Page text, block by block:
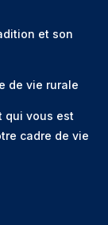
et son
de vie rurale
qui vous est
cadre de vie